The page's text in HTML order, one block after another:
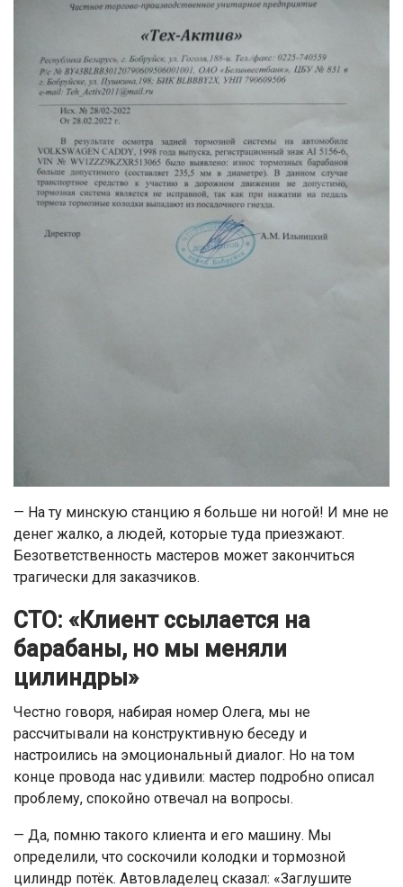
— На ту минскую станцию я больше ни ногой! И мне не
денег жалко, а людей, которые туда приезжают.
Безответственность мастеров может закончиться
трагически для заказчиков.
СТО: «Клиент ссылается на
барабаны, но мы меняли
цилиндры»
Честно говоря, набирая номер Олега, мы не
рассчитывали на конструктивную беседу и
настроились на эмоциональный диалог. Но на том
конце провода нас удивили: мастер подробно описал
проблему, спокойно отвечал на вопросы.
— Да, помню такого клиента и его машину. Мы
определили, что соскочили колодки и тормозной
цилиндр потёк. Автовладелец сказал: «Заглушите